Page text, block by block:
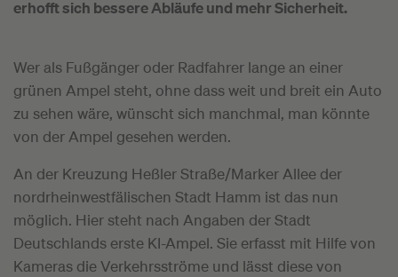
erhofft sich bessere Abläufe und mehr Sicherheit.
Wer als Fußgänger oder Radfahrer lange an einer
grünen Ampel steht, ohne dass weit und breit ein Auto
zu sehen wäre, wünscht sich manchmal, man könnte
von der Ampel gesehen werden.
An der Kreuzung Heßler Straße/Marker Allee der
nordrheinwestfälischen Stadt Hamm ist das nun
möglich. Hier steht nach Angaben der Stadt
Deutschlands erste KI-Ampel. Sie erfasst mit Hilfe von
Kameras die Verkehrsströme und lässt diese von